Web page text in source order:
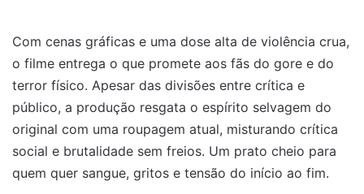
Com cenas gráficas e uma dose alta de violência crua,
o filme entrega o que promete aos fãs do gore e do
terror físico. Apesar das divisões entre crítica e
público, a produção resgata o espírito selvagem do
original com uma roupagem atual, misturando crítica
social e brutalidade sem freios. Um prato cheio para
quem quer sangue, gritos e tensão do início ao fim.